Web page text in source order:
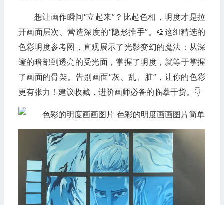
想让画作瞬间“立起来”？比起色相，明度才是拉
开画面层次、营造深度的“隐形推手”。🎨这组精选的
色彩明度参考图，直观展示了光影变幻的魔法：从深
邃的暗部到透亮的受光面，掌握了明度，就等于掌握
了画面的骨架。告别画面“灰、乱、脏”，让你的色彩
更有张力！建议收藏，进阶画师必备的临摹干货。👇